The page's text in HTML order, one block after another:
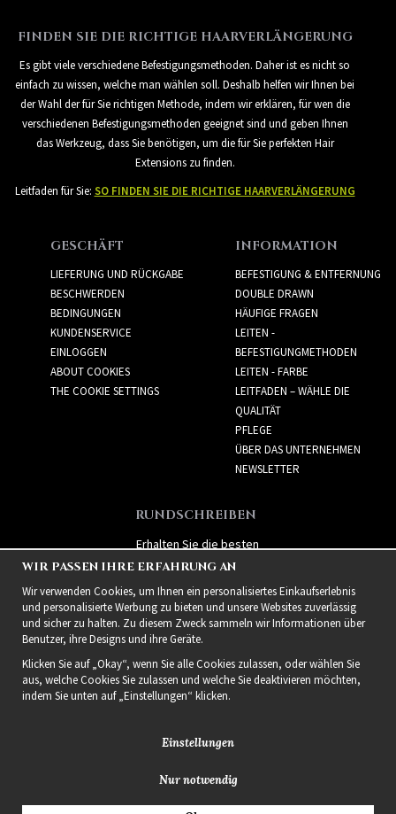
FINDEN SIE DIE RICHTIGE HAARVERLÄNGERUNG
Es gibt viele verschiedene Befestigungsmethoden. Daher ist es nicht so
einfach zu wissen, welche man wählen soll. Deshalb helfen wir Ihnen bei
der Wahl der für Sie richtigen Methode, indem wir erklären, für wen die
verschiedenen Befestigungsmethoden geeignet sind und geben Ihnen
das Werkzeug, dass Sie benötigen, um die für Sie perfekten Hair
Extensions zu finden.
Leitfaden für Sie: SO FINDEN SIE DIE RICHTIGE HAARVERLÄNGERUNG
GESCHÄFT
LIEFERUNG UND RÜCKGABE
BESCHWERDEN
BEDINGUNGEN
KUNDENSERVICE
EINLOGGEN
ABOUT COOKIES
THE COOKIE SETTINGS
INFORMATION
BEFESTIGUNG & ENTFERNUNG
DOUBLE DRAWN
HÄUFIGE FRAGEN
LEITEN -
BEFESTIGUNGMETHODEN
LEITEN - FARBE
LEITFADEN – WÄHLE DIE
QUALITÄT
PFLEGE
ÜBER DAS UNTERNEHMEN
NEWSLETTER
RUNDSCHREIBEN
Erhalten Sie die besten
Angebote und spannende
neue Produkte!
2021 Delightful Hair
WIR PASSEN IHRE ERFAHRUNG AN
Wir verwenden Cookies, um Ihnen ein personalisiertes Einkaufserlebnis
und personalisierte Werbung zu bieten und unsere Websites zuverlässig
und sicher zu halten. Zu diesem Zweck sammeln wir Informationen über
Benutzer, ihre Designs und ihre Geräte.
Klicken Sie auf „Okay“, wenn Sie alle Cookies zulassen, oder wählen Sie
aus, welche Cookies Sie zulassen und welche Sie deaktivieren möchten,
indem Sie unten auf „Einstellungen“ klicken.
Einstellungen
Nur notwendig